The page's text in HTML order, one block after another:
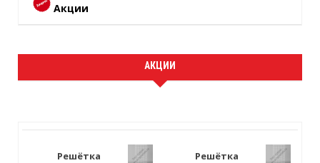
Акции
АКЦИИ
Решётка
Решётка